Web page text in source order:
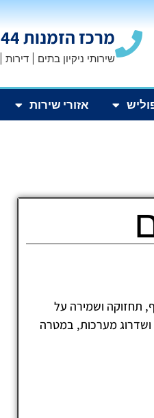
מרכז הזמנות 1800-80-40-44
שירותי ניקיון בתים |
אזורי שירות
תחזוקה ושמירה על
ושדרוג מערכות, במטרה